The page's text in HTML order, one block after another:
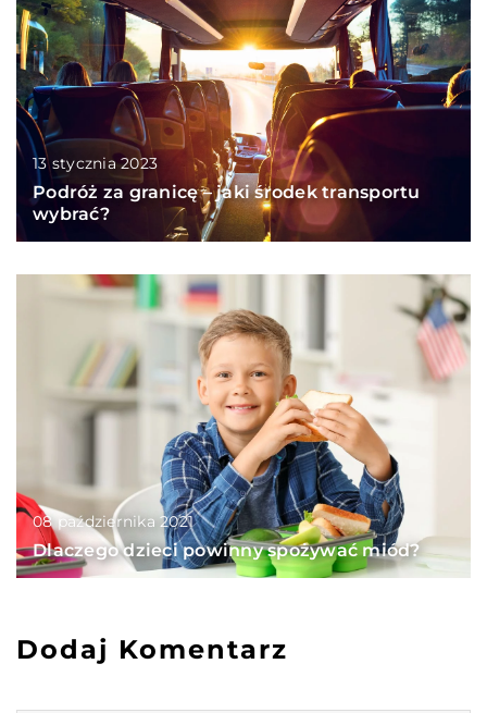
13 stycznia 2023
Podróż za granicę – jaki środek transportu
wybrać?
08 października 2021
Dlaczego dzieci powinny spożywać miód?
Dodaj Komentarz